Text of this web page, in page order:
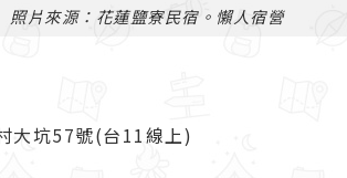
照片來源：花蓮鹽寮民宿。懶人宿營
大坑57號(台11線上)